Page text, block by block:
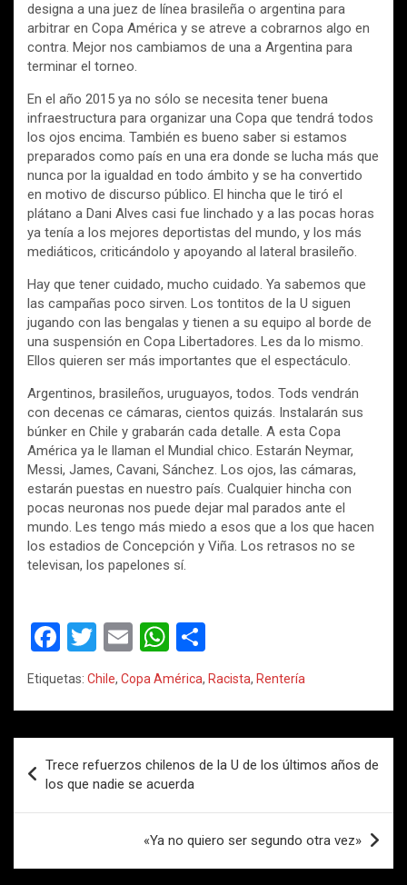
designa a una juez de línea brasileña o argentina para
arbitrar en Copa América y se atreve a cobrarnos algo en
contra. Mejor nos cambiamos de una a Argentina para
terminar el torneo.
En el año 2015 ya no sólo se necesita tener buena
infraestructura para organizar una Copa que tendrá todos
los ojos encima. También es bueno saber si estamos
preparados como país en una era donde se lucha más que
nunca por la igualdad en todo ámbito y se ha convertido
en motivo de discurso público. El hincha que le tiró el
plátano a Dani Alves casi fue linchado y a las pocas horas
ya tenía a los mejores deportistas del mundo, y los más
mediáticos, criticándolo y apoyando al lateral brasileño.
Hay que tener cuidado, mucho cuidado. Ya sabemos que
las campañas poco sirven. Los tontitos de la U siguen
jugando con las bengalas y tienen a su equipo al borde de
una suspensión en Copa Libertadores. Les da lo mismo.
Ellos quieren ser más importantes que el espectáculo.
Argentinos, brasileños, uruguayos, todos. Tods vendrán
con decenas ce cámaras, cientos quizás. Instalarán sus
búnker en Chile y grabarán cada detalle. A esta Copa
América ya le llaman el Mundial chico. Estarán Neymar,
Messi, James, Cavani, Sánchez. Los ojos, las cámaras,
estarán puestas en nuestro país. Cualquier hincha con
pocas neuronas nos puede dejar mal parados ante el
mundo. Les tengo más miedo a esos que a los que hacen
los estadios de Concepción y Viña. Los retrasos no se
televisan, los papelones sí.
F
a
ce
o
o
k
T
wi
tt
E
m
ail
W
h
at
A
p
p
o
m
ar
Etiquetas: Chile, Copa América, Racista, Rentería
de
entradas
Trece refuerzos chilenos de la U de los últimos años de
los que nadie se acuerda
«Ya no quiero ser segundo otra vez»